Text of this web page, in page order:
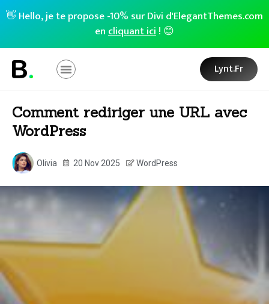
👋 Hello, je te propose -10% sur Divi d'ElegantThemes.com
encliquant ici! 😊
Lynt.fr
Comment rediriger une URL avec
WordPress
Olivia 20 Nov 2025 WordPress